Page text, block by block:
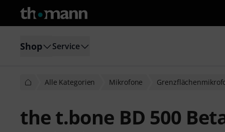
Shop Service
Alle Kategorien Mikrofone
the t.bone BD 500